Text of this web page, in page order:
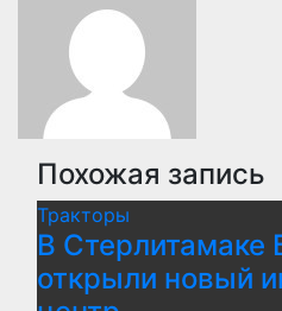
записям
Похожая запись
Тракторы
В Стерлитамаке
открыли новый